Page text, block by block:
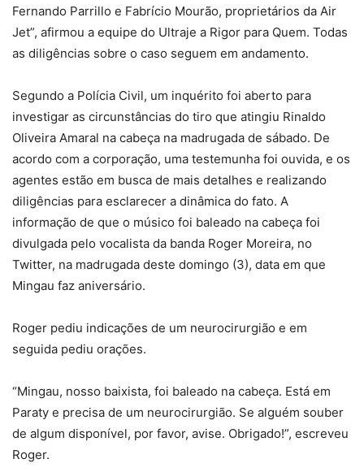
Fernando Parrillo e Fabrício Mourão, proprietários da Air
Jet”, afirmou a equipe do Ultraje a Rigor para Quem. Todas
as diligências sobre o caso seguem em andamento.
Segundo a Polícia Civil, um inquérito foi aberto para
investigar as circunstâncias do tiro que atingiu Rinaldo
Oliveira Amaral na cabeça na madrugada de sábado. De
acordo com a corporação, uma testemunha foi ouvida, e os
agentes estão em busca de mais detalhes e realizando
diligências para esclarecer a dinâmica do fato. A
informação de que o músico foi baleado na cabeça foi
divulgada pelo vocalista da banda Roger Moreira, no
Twitter, na madrugada deste domingo (3), data em que
Mingau faz aniversário.
Roger pediu indicações de um neurocirurgião e em
seguida pediu orações.
“Mingau, nosso baixista, foi baleado na cabeça. Está em
Paraty e precisa de um neurocirurgião. Se alguém souber
de algum disponível, por favor, avise. Obrigado!”, escreveu
Roger.